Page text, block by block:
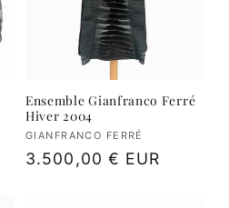
Ensemble Gianfranco Ferré
Hiver 2004
Fournisseur :
GIANFRANCO FERRÉ
Prix
3.500,00 € EUR